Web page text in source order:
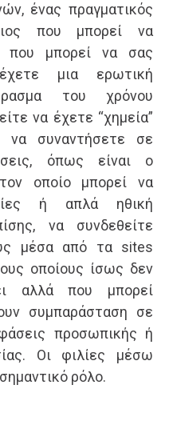
ένας πραγματικός
που μπορεί να
που μπορεί να σας
μια ερωτική
του χρόνου
να έχετε “χημεία”
να συναντήσετε σε
όπως είναι ο
οποίο μπορεί να
ή απλά ηθική
να συνδεθείτε
μέσα από τα sites
οποίους ίσως δεν
αλλά που μπορεί
συμπαράσταση σε
προσωπικής ή
Οι φιλίες μέσω
ρόλο.